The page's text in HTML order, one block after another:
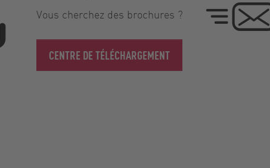
Vous cherchez des brochures ?
CENTRE DE TÉLÉCHARGEMENT